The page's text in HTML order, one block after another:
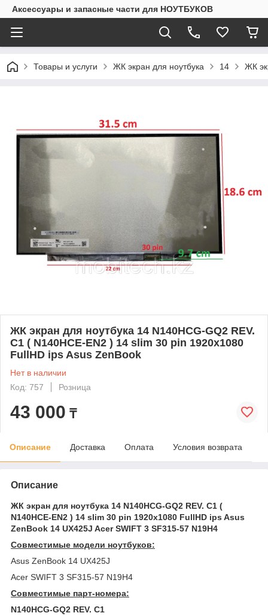
Аксессуары и запасные части для НОУТБУКОВ
Товары и услуги ЖК экран для ноутбука 14 ЖК
ЖК экран для ноутбука 14 N140HCG-GQ2 REV.
C1 ( N140HCE-EN2 ) 14 slim 30 pin 1920x1080
FullHD ips Asus ZenBook
Нет в наличии
Код: 757
Розница
43 000 ₸
Описание Доставка Оплата Условия возврата
Описание
ЖК экран для ноутбука 14 N140HCG-GQ2 REV. C1 (
N140HCE-EN2 ) 14 slim 30 pin 1920x1080 FullHD ips Asus
ZenBook 14 UX425J Acer SWIFT 3 SF315-57 N19H4
Совместимые модели ноутбуков:
Asus ZenBook 14 UX425J
Acer SWIFT 3 SF315-57 N19H4
Совместимые парт-номера:
N140HCG-GQ2 REV. C1